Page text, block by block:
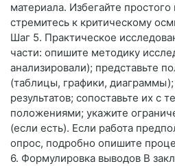
материала. Избегайте
стремитесь к критическому
Шаг 5. Практическое
части: опишите методику
анализировали); представьте
(таблицы, графики,
результатов; сопоставьте их с
положениями; укажите
(если есть). Если работа
опрос, подробно опишите
6. Формулировка выводов В